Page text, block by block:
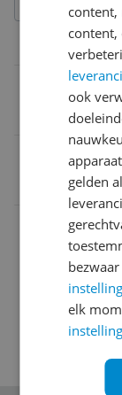
Vermogen
1.200 W
content,
content,
ook
gelden
elk